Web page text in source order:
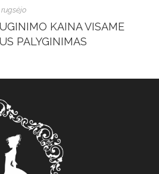
KAINA VISAME
PALYGINIMAS